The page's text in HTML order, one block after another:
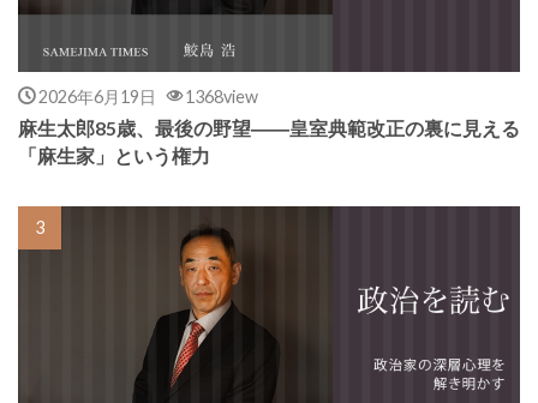
2026年6月19日 1368view
麻生太郎85歳、最後の野望――皇室典範改正の裏に見える
「麻生家」という権力